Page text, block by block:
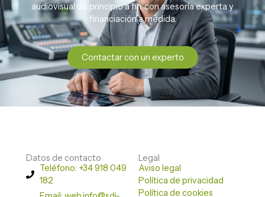
audiovisual de principio a fin, con asesoría experta y
financiación a medida.
Contactar con un experto
Datos de contacto
Teléfono: +34 918 049
182
Legal
Aviso legal
Política de privacidad
Política de cookies